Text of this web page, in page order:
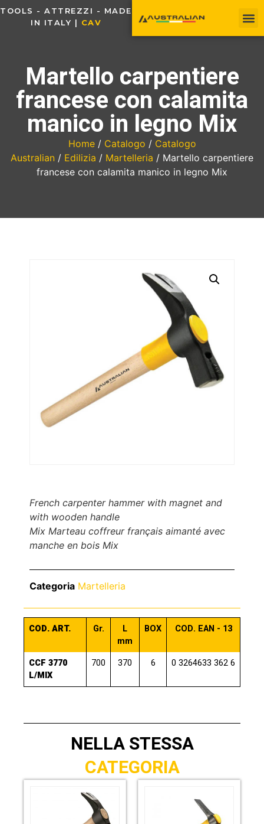
TOOLS - ATTREZZI - MADE
IN ITALY | C AVO
Martello carpentiere
francese con calamita
manico in legno Mix
Home/ Catalogo / Catalogo
Australian / Edilizia / Martelleria / Martello carpentiere
francese con calamita manico in legno Mix
French carpenter hammer with magnet and
with wooden handle
Mix Marteau coffreur français aimanté avec
manche en bois Mix
Categoria Martelleria
COD. ART. Gr.
L
mm
BOX COD. EAN - 13
CCF 3770
L/MIX
700 370 6 0 3264633 362 6
NELLA STESSA
CATEGORIA